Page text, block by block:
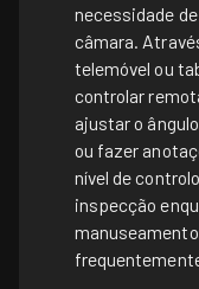
necessidade
câmara.
telemóvel ou
controlar
ajustar o
ou fazer
nível de
inspecção